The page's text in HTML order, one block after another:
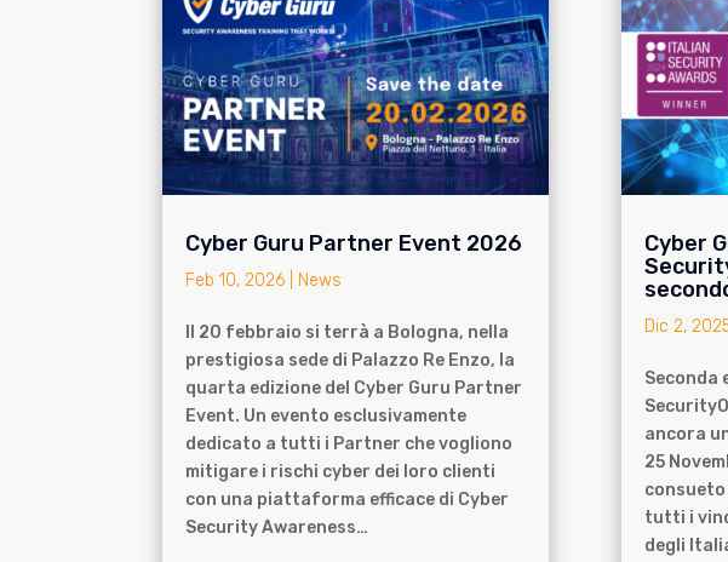
Cyber Guru Partner Event 2026
Feb 10, 2026 News
Il 20 febbraio si terrà a Bologna, nella
prestigiosa sede di Palazzo Re Enzo, la
quarta edizione del Cyber Guru Partner
Event. Un evento esclusivamente
dedicato a tutti i Partner che vogliono
mitigare i rischi cyber dei loro clienti
con una piattaforma efficace di Cyber
Security Awareness…
Cyber
Dic 2,
Seconda
ancora
25
consueto
tutti i
degli